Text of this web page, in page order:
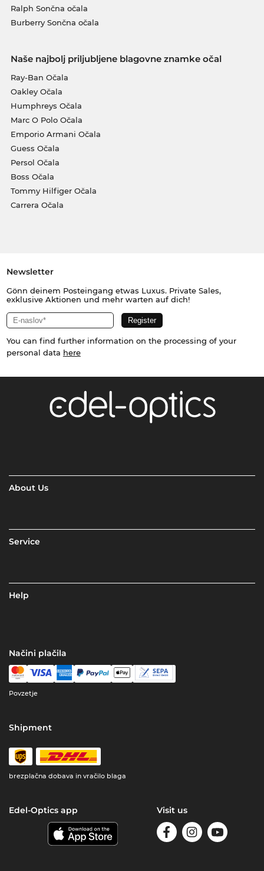
Ralph Sončna očala
Burberry Sončna očala
Naše najbolj priljubljene blagovne znamke očal
Ray-Ban Očala
Oakley Očala
Humphreys Očala
Marc O Polo Očala
Emporio Armani Očala
Guess Očala
Persol Očala
Boss Očala
Tommy Hilfiger Očala
Carrera Očala
Newsletter
Gönn deinem Posteingang etwas Luxus. Private Sales,
exklusive Aktionen und mehr warten auf dich!
You can find further information on the processing of your
personal data here
About Us
Service
Help
Načini plačila
Povzetje
Shipment
brezplačna dobava in vračilo blaga
Edel-Optics app Visit us